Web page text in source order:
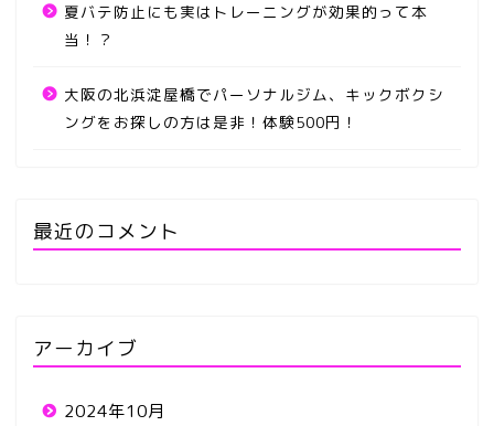
夏バテ防止にも実はトレーニングが効果的って本
当！？
大阪の北浜淀屋橋でパーソナルジム、キックボクシ
ングをお探しの方は是非！体験500円！
最近のコメント
アーカイブ
2024年10月